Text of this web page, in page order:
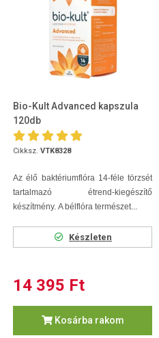
Bio-Kult Advanced kapszula
120db
Cikksz. VTK8328
Az élő baktériumflóra 14-féle törzsét
tartalmazó étrend-kiegészítő
készítmény. A bélflóra természet...
Készleten
14 395 Ft
Kosárba rakom